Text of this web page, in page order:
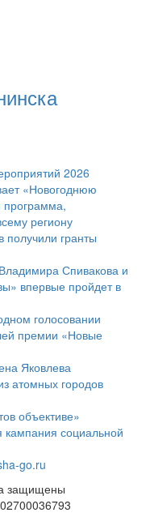
2026
«Новогоднюю
программа,
региону
получили гранты
Спивакова и
впервые пройдет в
голосовании
премии «Новые
Яковлева
атомных городов
объективе»
кампания социальной
go.ru
защищены